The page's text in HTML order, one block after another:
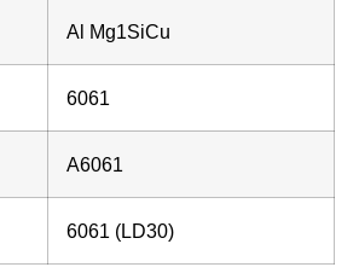
Al Mg1SiCu
6061
A6061
6061 (LD30)